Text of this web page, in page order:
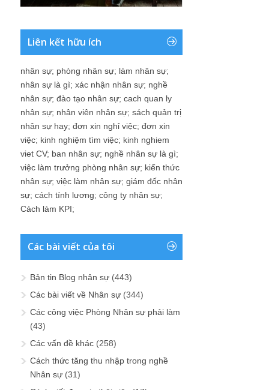
Liên kết hữu ích
nhân sự; phòng nhân sự; làm nhân sự;
nhân sự là gì; xác nhận nhân sự; nghề
nhân sự; đào tạo nhân sự; cach quan ly
nhân sự; nhân viên nhân sự; sách quản trị
nhân sự hay; đơn xin nghỉ việc; đơn xin
việc; kinh nghiệm tìm việc; kinh nghiem
viet CV; ban nhân sự; nghề nhân sự là gì;
việc làm trưởng phòng nhân sự; kiến thức
nhân sự; việc làm nhân sự; giám đốc nhân
sự; cách tính lương; công ty nhân sự;
Cách làm KPI;
Các bài viết của tôi
Bản tin Blog nhân sự (443)
Các bài viết về Nhân sự (344)
Các công việc Phòng Nhân sự phải làm
(43)
Các vấn đề khác (258)
Cách thức tăng thu nhập trong nghề
Nhân sự (31)